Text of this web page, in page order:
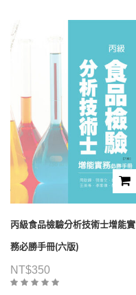
丙級食品檢驗分析技術士增能實
務必勝手冊(六版)
NT$350